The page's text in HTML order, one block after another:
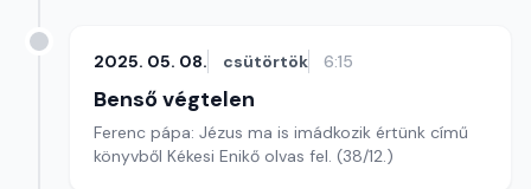
2025. 05. 08. csütörtök 6:15
Benső végtelen
Ferenc pápa: Jézus ma is imádkozik értünk című
könyvből Kékesi Enikő olvas fel. (38/12.)